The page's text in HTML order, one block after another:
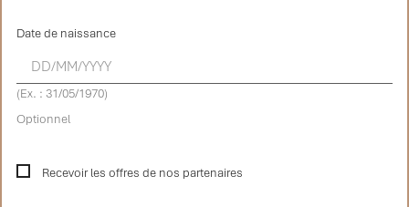
Date de naissance
(Ex. : 31/05/1970)
Optionnel
Recevoir les offres de nos partenaires